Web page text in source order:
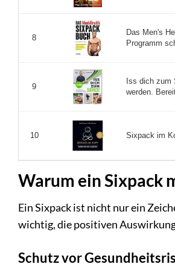
8
Das Men's
Programm
9
Iss dich zum
werden.
10 Sixpack im
Warum ein Sixpack
Ein Sixpack ist nicht nur ein
wichtig, die positiven
Schutz vor